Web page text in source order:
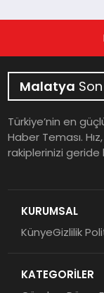
Malatya
Türkiye’nin en
Haber Teması.
rakiplerinizi geride
KURUMSAL
KünyeGizlilik
KATEGORİLER